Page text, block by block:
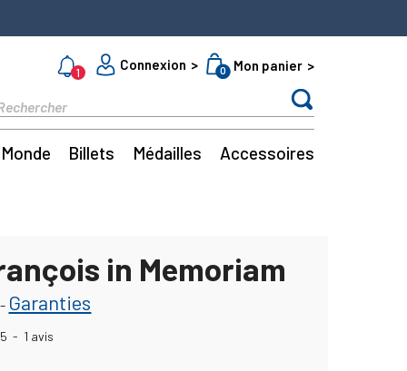
1
Connexion 0 Mon panier
Monde Billets Médailles Accessoires
in Memoriam
Garanties
5 - 1 avis